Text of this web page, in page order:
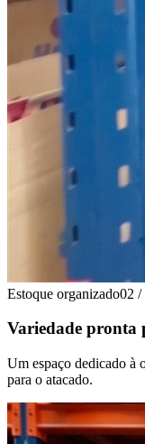
Estoque organizado02 /
Variedade pronta
Um espaço dedicado à
para o atacado.